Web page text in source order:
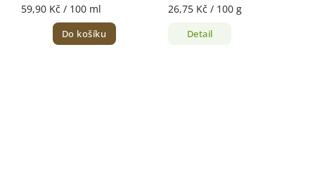
59,90 Kč / 100 ml
Do košíku
26,75 Kč / 100 g
Detail